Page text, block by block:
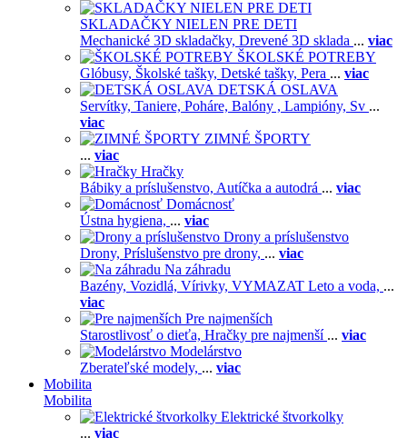
SKLADAČKY NIELEN PRE DETI
Mechanické 3D skladačky, Drevené 3D sklada ... viac
ŠKOLSKÉ POTREBY
Glóbusy, Školské tašky, Detské tašky, Pera ... viac
DETSKÁ OSLAVA
Servítky, Taniere, Poháre, Balóny , Lampióny, Sv ...
viac
ZIMNÉ ŠPORTY
... viac
Hračky
Bábiky a príslušenstvo, Autíčka a autodrá ... viac
Domácnosť
Ústna hygiena, ... viac
Drony a príslušenstvo
Drony, Príslušenstvo pre drony, ... viac
Na záhradu
Bazény, Vozidlá, Vírivky, VYMAZAT Leto a voda, ...
viac
Pre najmenších
Starostlivosť o dieťa, Hračky pre najmenší ... viac
Modelárstvo
Zberateľské modely, ... viac
Mobilita
Mobilita
Elektrické štvorkolky
... viac